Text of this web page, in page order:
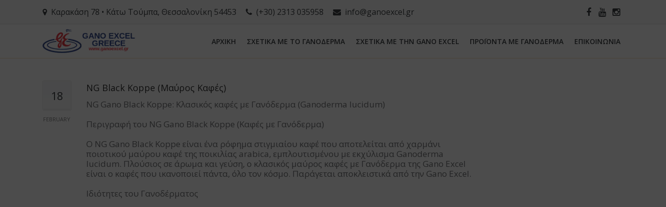
Καρακάση 78 • Κάτω Τούμπα, Θεσσαλονίκη 54453 (+30) 2313 035958 info@ganoexcel.gr
ΑΡΧΙΚΗ ΣΧΕΤΙΚΑ ΜΕ ΤΟ ΓΑΝΟΔΕΡΜΑ ΣΧΕΤΙΚΑ ΜΕ ΤΗN GANO EXCEL ΠΡΟΪΟΝΤΑ ΜΕ ΓΑΝΟΔΕΡΜΑ ΕΠΙΚΟΙΝΩΝΙΑ
18
FEBRUARY
NG Black Koppe (Μαύρος Καφές)
NG Gano Black Koppe: Κλασικός καφές με Γανόδερμα (Ganoderma lucidum)
Περιγραφή του NG Gano Black Koppe (Καφές με Γανόδερμα)
Ο NG Gano Black Koppe είναι ένα ρόφημα στιγμιαίου καφέ που αποτελείται από χαρμάνι
ποιοτικού μαύρου καφέ της ποικιλίας arabica, εμπλουτισμένου με εκχύλισμα Ganoderma
lucidum. Πλούσιος σε άρωμα και γεύση, ο κλασικός μαύρος καφές με Γανόδερμα της Gano Excel
είναι ο καφές που ικανοποιεί πάντα, όλο τον κόσμο. Παράγεται αποκλειστικά από την Gano Excel.
Ιδιότητες του Γανοδέρματος